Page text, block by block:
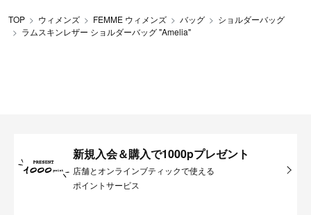
TOP ウィメンズ FEMME ウィメンズ バッグ
ショルダーバッグ
ラムスキンレザー ショルダーバッグ "Amelia"
新規入会＆購入で1000pプレゼント
店舗とオンラインブティックで使える
ポイントサービス